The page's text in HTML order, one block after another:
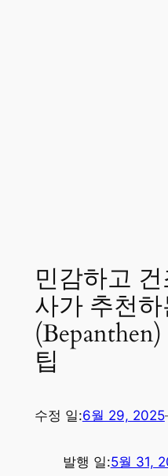
민감하고
사가 추천
팁
수정 일:6월 29, 2025
발행 일:5월 31,